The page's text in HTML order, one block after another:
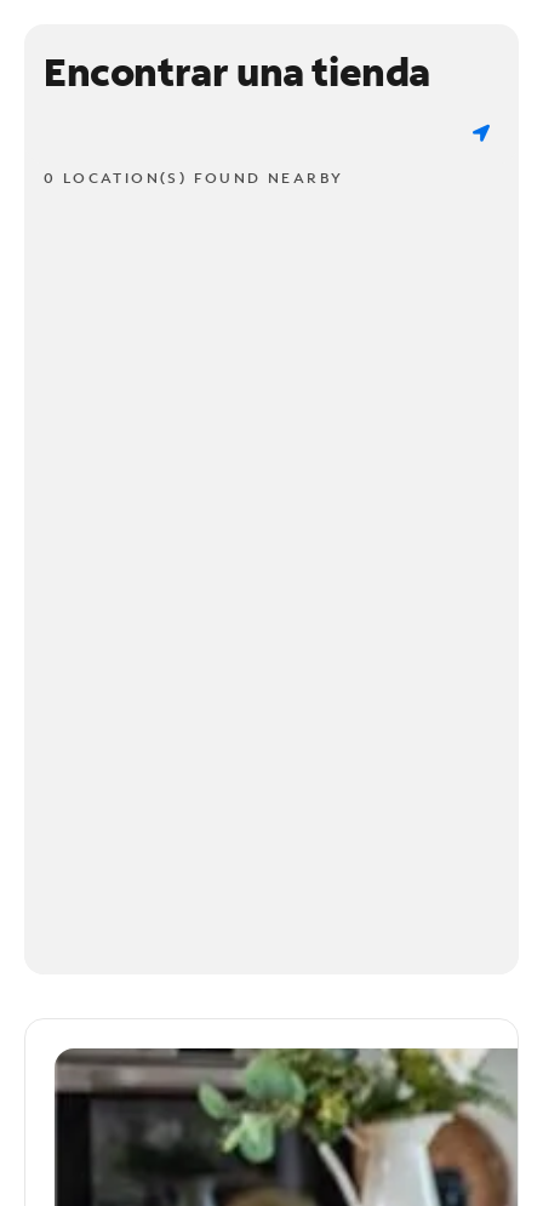
Encontrar una tienda
0 LOCATION(S) FOUND NEARBY